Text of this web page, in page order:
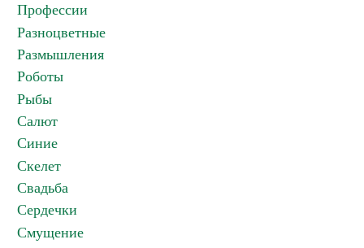
Профессии
Разноцветные
Размышления
Роботы
Рыбы
Салют
Синие
Скелет
Свадьба
Сердечки
Смущение